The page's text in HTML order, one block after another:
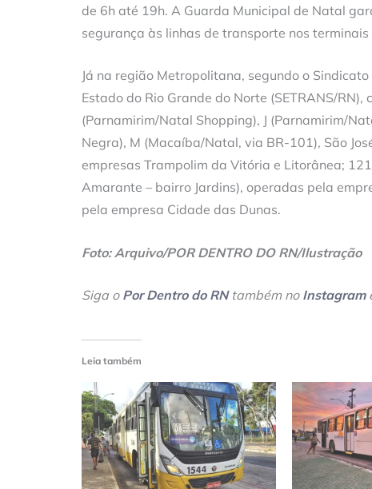
de 6h até 19h. A Guarda Municipal de Natal
segurança às linhas de transporte nos
Já na região Metropolitana, segundo o
Estado do Rio Grande do Norte (SETRANS/
(Parnamirim/Natal Shopping), J (Parnamirim/
Negra), M (Macaíba/Natal, via BR-101), São
empresas Trampolim da Vitória e Litorânea;
Amarante – bairro Jardins), operadas pela
pela empresa Cidade das Dunas.
Foto: Arquivo/POR DENTRO DO RN/Ilustração
Siga o Por Dentro do RNtambém no Instagram
Leia também